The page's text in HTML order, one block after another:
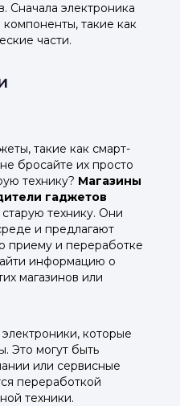
Сначала электроника
такие как
части.
такие как смарт-
бросайте их просто
технику? Магазины
гаджетов
технику. Они
и предлагают
приему и переработке
информацию о
магазинов или
которые
Это могут быть
или сервисные
переработкой
техники.